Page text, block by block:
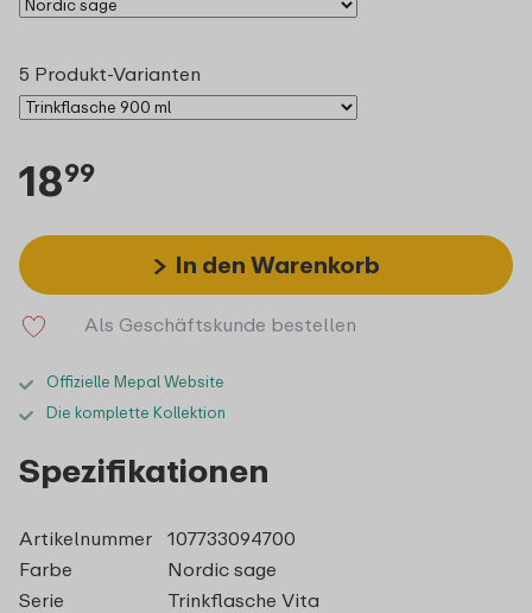
5 Produkt-Varianten
1899
In den Warenkorb
Als Geschäftskunde bestellen
Offizielle Mepal Website
Die komplette Kollektion
Spezifikationen
Artikelnummer
107733094700
Farbe
Nordic sage
Serie
Trinkflasche Vita